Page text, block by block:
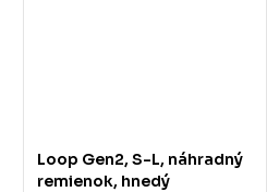
Loop Gen2, S-L, náhradný
remienok, hnedý